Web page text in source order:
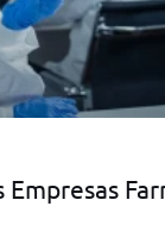
Empresas